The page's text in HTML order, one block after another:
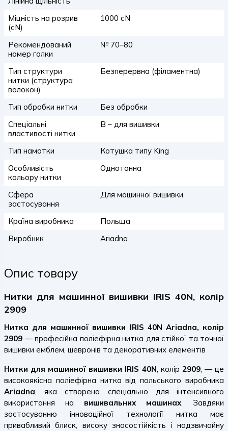
Міцність на розрив
(сN)
1000 сN
Рекомендований
номер голки
№ 70–80
Тип структури
нитки (структура
волокон)
Безперервна (філаментна)
Тип обробки нитки
Без обробки
Спеціальні
властивості нитки
B – для вишивки
Тип намотки
Котушка типу King
Особливість
кольору нитки
Однотонна
Сфера
застосування
Для машинної вишивки
Країна виробника
Польща
Виробник
Ariadna
Опис товару
Нитки для машинної вишивки IRIS 40N, колір
2909
Нитка для машинної вишивки IRIS 40N Ariadna, колір
2909 — професійна поліефірна нитка для стійкої та точної
вишивки емблем, шевронів та декоративних елементів
Нитки для машинної вишивки IRIS 40N, колір 2909, — це
високоякісна поліефірна нитка від польського виробника
Ariadna, яка створена спеціально для інтенсивного
використання на вишивальних машинах. Завдяки
застосуванню інноваційної технології нитка має
привабливий блиск, високу зносостійкість і надзвичайну